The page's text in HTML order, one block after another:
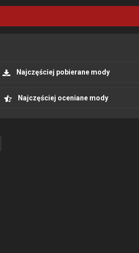
Najczęściej pobierane mody
Najczęściej oceniane mody